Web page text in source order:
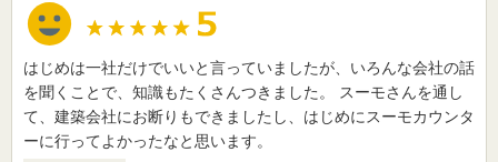
はじめは一社だけでいいと言っていましたが、いろんな会社の話
を聞くことで、知識もたくさんつきました。 スーモさんを通し
て、建築会社にお断りもできましたし、はじめにスーモカウンタ
ーに行ってよかったなと思います。